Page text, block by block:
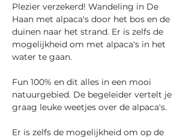
Plezier verzekerd! Wandeling in De
Haan met alpaca's door het bos en de
duinen naar het strand. Er is zelfs de
mogelijkheid om met alpaca's in het
water te gaan.
Fun 100% en dit alles in een mooi
natuurgebied. De begeleider vertelt je
graag leuke weetjes over de alpaca's.
Er is zelfs de mogelijkheid om op de